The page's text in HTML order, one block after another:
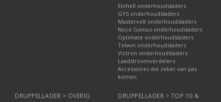
Einhell onderhoudsladers
GYS onderhoudsladers
Mastervolt onderhoudsladers
Noco Genius onderhoudsladers
Optimate onderhoudsladers
Telwin onderhoudsladers
Victron onderhoudsladers
Laadstroomverdelers
Accessoires die zeker van pas
komen
DRUPPELLADER > OVERIG
DRUPPELLADER > TOP 10 &